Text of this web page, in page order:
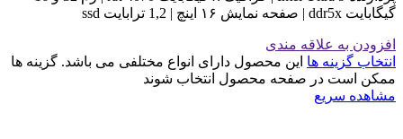
گیگابایت ddr5x | صفحه نمایش ۱۶ اینچ | 1,2 ترابایت ssd
افزودن به علاقه مندی
انتخاب گزینه ها این محصول دارای انواع مختلفی می باشد. گزینه ها
ممکن است در صفحه محصول انتخاب شوند
مشاهده سریع